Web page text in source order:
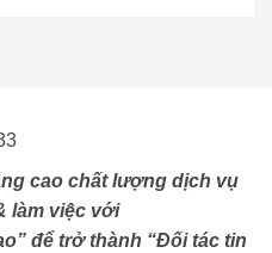
cao chất lượng dịch vụ
làm việc với
để trở thành “Đối tác tin